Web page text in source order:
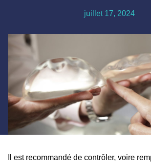
juillet 17, 2024
Il est recommandé de contrôler, voire